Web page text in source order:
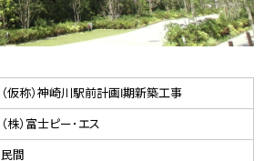
（仮称）神崎川駅前計画Ⅰ期新築工事
（株）富士ピー･エス
民間